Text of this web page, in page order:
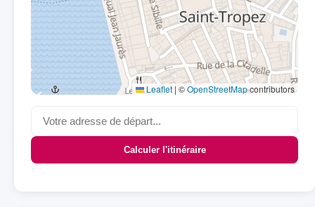
Leaflet | ©OpenStreetMapcontributors
Calculer l'itinéraire